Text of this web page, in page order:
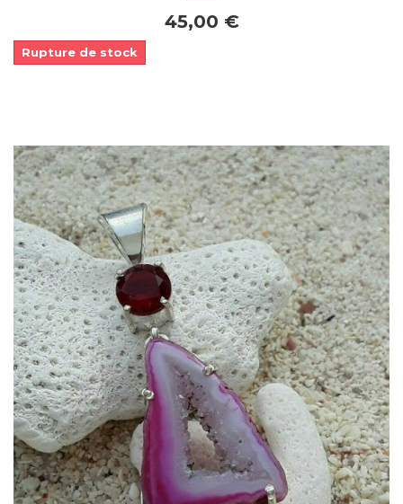
45,00 €
Rupture de stock
Dans mon panier
APERÇU RAPIDE